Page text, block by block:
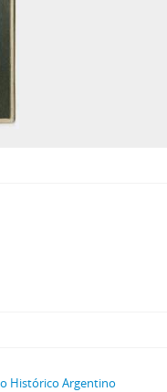
Histórico Argentino